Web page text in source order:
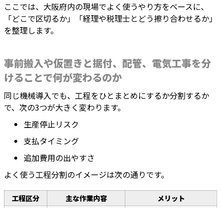
ここでは、大阪府内の現場でよく使うやり方をベースに、
「どこで区切るか」「経理や税理士とどう擦り合わせるか」
を整理します。
事前搬入や仮置きと据付、配管、電気工事を分
けることで何が変わるのか
同じ機械導入でも、工程をひとまとめにするか分割するか
で、次の3つが大きく変わります。
生産停止リスク
支払タイミング
追加費用の出やすさ
よく使う工程分割のイメージは次の通りです。
工程区分 主な作業内容
メリット